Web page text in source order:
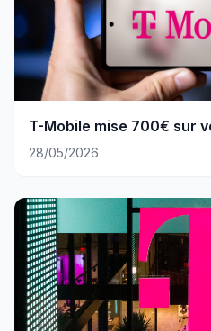
T-Mobile mise 700€ sur
28/05/2026